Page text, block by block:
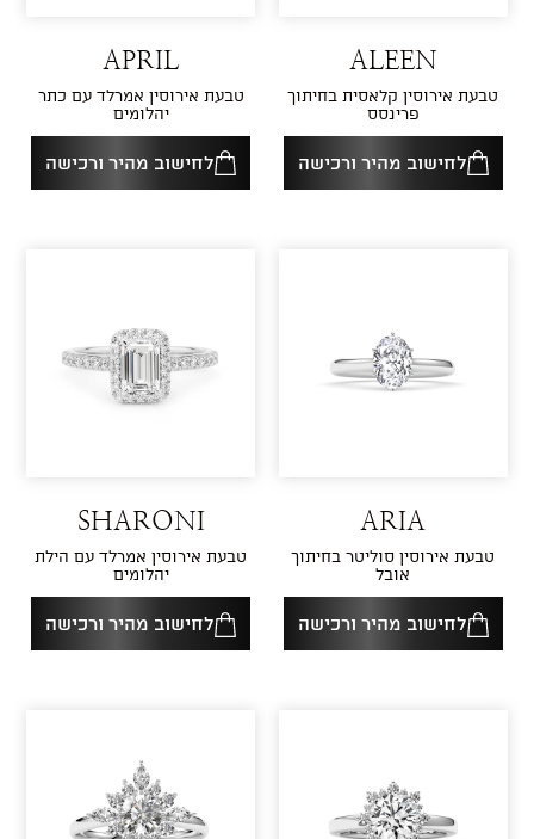
ALEEN
טבעת אירוסין קלאסית בחיתוך
פרינסס
לחישוב מהיר ורכישה
APRIL
טבעת אירוסין אמרלד עם כתר
יהלומים
לחישוב מהיר ורכישה
ARIA
טבעת אירוסין סוליטר בחיתוך
אובל
לחישוב מהיר ורכישה
SHARONI
טבעת אירוסין אמרלד עם הילת
יהלומים
לחישוב מהיר ורכישה